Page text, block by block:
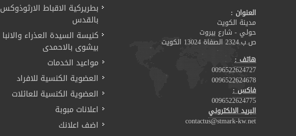
العنوان :
مدينة الكويت
حولي - شارع بيروت
ص.ب.2324 الصفاة 13024 الكويت
هاتف :
0096522624727
0096522624678
فاكس :
0096522624775
البريد الالكتروني
contactus@stmark-kw.net
بطريركية الاقباط الارثوذوكس
بالقدس
كنيسة السيدة العذراء والانبا
بيشوى بالاحمدى
مواعيد الخدمات
العضوية الكنسية للافراد
العضوية الكنسية للعائلات
اعلانات مبوبة
اضف اعلانك